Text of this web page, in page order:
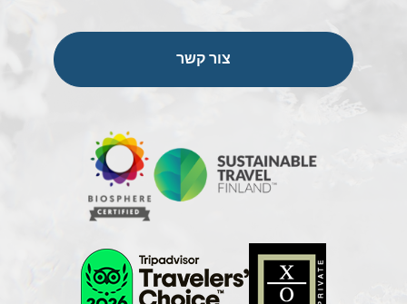
צור קשר